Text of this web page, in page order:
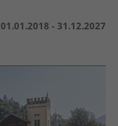
01.01.2018 - 31.12.2027